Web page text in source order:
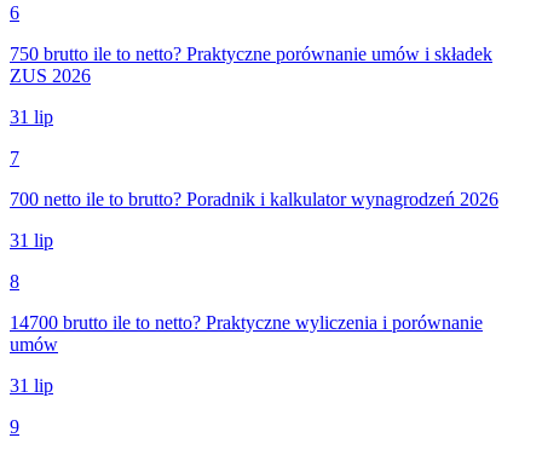
6
750 brutto ile to netto? Praktyczne porównanie umów i składek
ZUS 2026
31 lip
7
700 netto ile to brutto? Poradnik i kalkulator wynagrodzeń 2026
31 lip
8
14700 brutto ile to netto? Praktyczne wyliczenia i porównanie
umów
31 lip
9